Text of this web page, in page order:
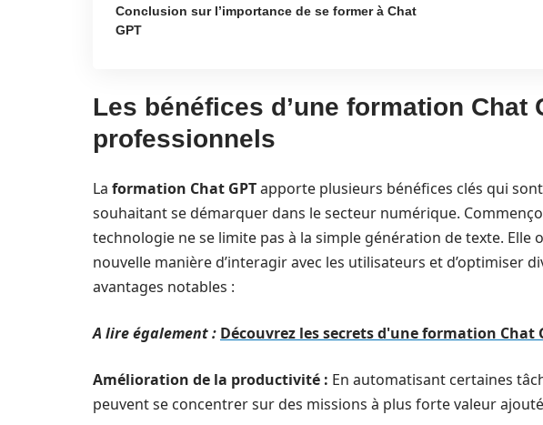
Conclusion sur l’importance de se former à Chat
GPT
Les bénéfices d’une formation Chat
professionnels
La formation Chat GPTapporte plusieurs bénéfices clés qui
souhaitant se démarquer dans le secteur numérique.
technologie ne se limite pas à la simple génération de texte. Elle
nouvelle manière d’interagir avec les utilisateurs et d’optimiser
avantages notables :
A lire également : Découvrez les secrets d'une formation Chat
Amélioration de la productivité : En automatisant certaines
peuvent se concentrer sur des missions à plus forte valeur